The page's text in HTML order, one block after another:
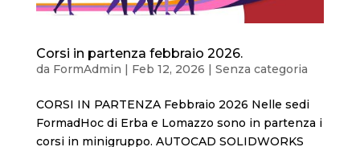
Corsi in partenza febbraio 2026.
da FormAdmin | Feb 12, 2026 | Senza categoria
CORSI IN PARTENZA Febbraio 2026 Nelle sedi
FormadHoc di Erba e Lomazzo sono in partenza i
corsi in minigruppo. AUTOCAD SOLIDWORKS